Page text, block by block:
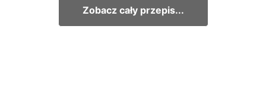
Zobacz cały przepis...